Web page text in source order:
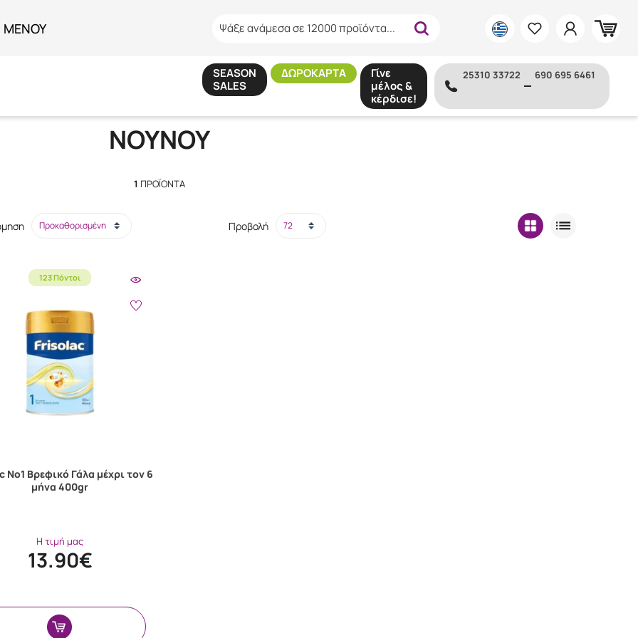
ΜΕΝΟΥ Ψάξε ανάμεσα σε 12000 προϊόντα...
SEASON
SALES
ΔΩΡΟΚΑΡΤΑ
Γίνε
μέλος &
κέρδισε!
25310 33722 690 695 6461
ΝΟΥΝΟΥ
1 ΠΡΟΪΌΝΤΑ
Προβολή
123 Πόντοι
No1 Βρεφικό Γάλα μέχρι τον 6
μήνα 400gr
Η τιμή μας
13.90€